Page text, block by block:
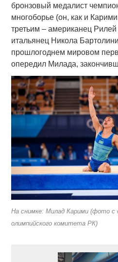
бронзовый медалист
многоборье (он, как и
третьим – американец
итальянец Никола
прошлогоднем мировом
опередил Милада,
На снимке: Милад Карими (фото с
олимпийского комитета РК)